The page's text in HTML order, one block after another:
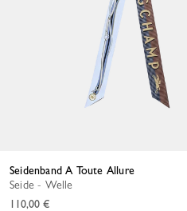
Seidenband A Toute Allure
Seide - Welle
110,00 €